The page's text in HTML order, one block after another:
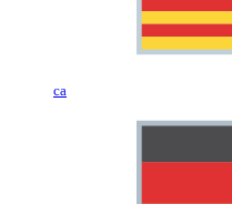
ca